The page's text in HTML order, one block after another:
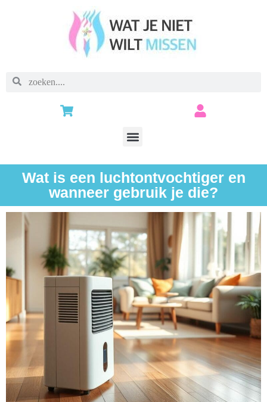
Wat is een luchtontvochtiger en
wanneer gebruik je die?